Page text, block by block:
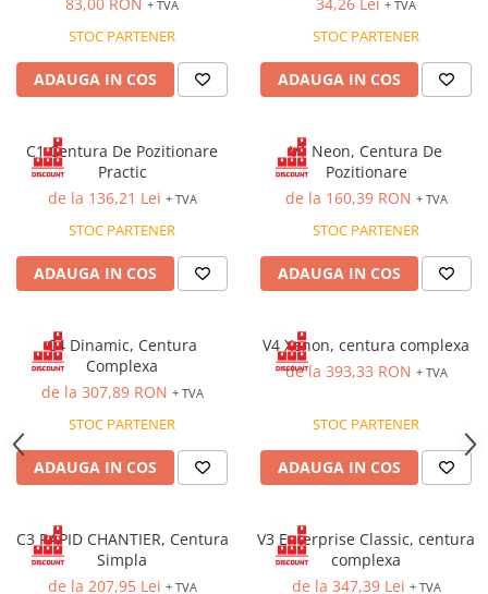
Pantofi de protecție SB
Pantofi de protecție S1P
Pantofi de protecție S2
Pantofi de protecție S3
Bocanci outdoor
Bocanci de lucru O1
Bocanci de protecție S1
Bocanci de protecție S2
Bocanci de protecție S3
Cizme
Cizme outdoor
Cizme de lucru OB
Cizme de lucru O4/O5
Cizme de protecție S4
Cizme de protecție S5
+ TVA
STOC PARTENER
ADAUGA IN COS
+ TVA
STOC PARTENER
ADAUGA IN COS
C1 Centura De Pozitionare
Practic
de la 136,21 Lei + TVA
STOC PARTENER
ADAUGA IN COS
V1 Neon, Centura De
Pozitionare
de la 160,39 RON + TVA
STOC PARTENER
ADAUGA IN COS
C4 Dinamic, Centura
Complexa
de la 307,89 RON + TVA
STOC PARTENER
ADAUGA IN COS
V4 Xenon, centura complexa
de la 393,33 RON + TVA
STOC PARTENER
ADAUGA IN COS
C3 RAPID CHANTIER, Centura
Simpla
de la 207,95 Lei + TVA
V3 Enterprise Classic, centura
complexa
de la 347,39 Lei + TVA